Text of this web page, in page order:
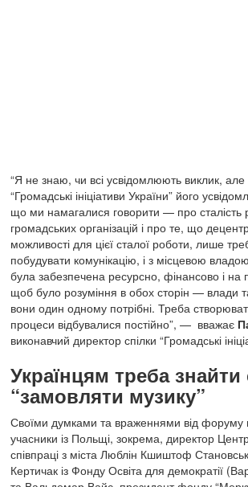
“Я не знаю, чи всі усвідомлюють виклик, але
“Громадські ініціативи України” його
що ми намагалися говорити — про сталість
громадських організацій і про те, що
можливості для цієї сталої роботи, лише
побудувати комунікацію, і з місцевою
була забезпечена ресурсно, фінансово і на
щоб було розуміння в обох сторін —
вони один одному потрібні. Треба
процеси відбувалися постійно”, — вважає
виконавчий директор спілки “Громадські
Українцям треба знайти
“замовляти музику”
Своїми думками та враженнями від форуму
учасники із Польщі, зокрема, директор
співпраці з міста Люблін Кшиштоф
Кертичак із Фонду Освіта для демократії